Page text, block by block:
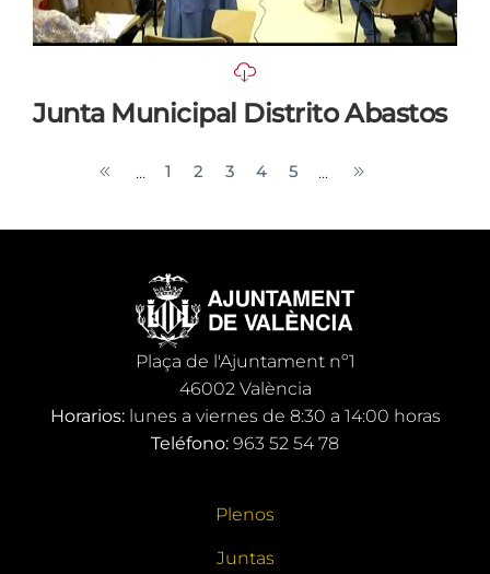
Junta Municipal Distrito Abastos
... 1 2 3 4 5 ...
Plaça de l'Ajuntament nº1
46002 València
Horarios:lunes a viernes de 8:30 a 14:00 horas
Teléfono: 963 52 54 78
Plenos
Juntas